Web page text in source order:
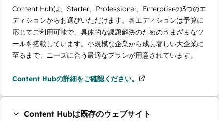
Content Hubは、Starter、Professional、Enterpriseの3つのエ
ディションからお選びいただけます。各エディションは予算に
応じてご利用可能で、具体的な課題解決のためのさまざまなツ
ールを搭載しています。小規模な企業から成長著しい大企業に
至るまで、ニーズに合う最適なプランが用意されています。
Content Hubの詳細をご確認ください。
Content Hubは既存のウェブサイト